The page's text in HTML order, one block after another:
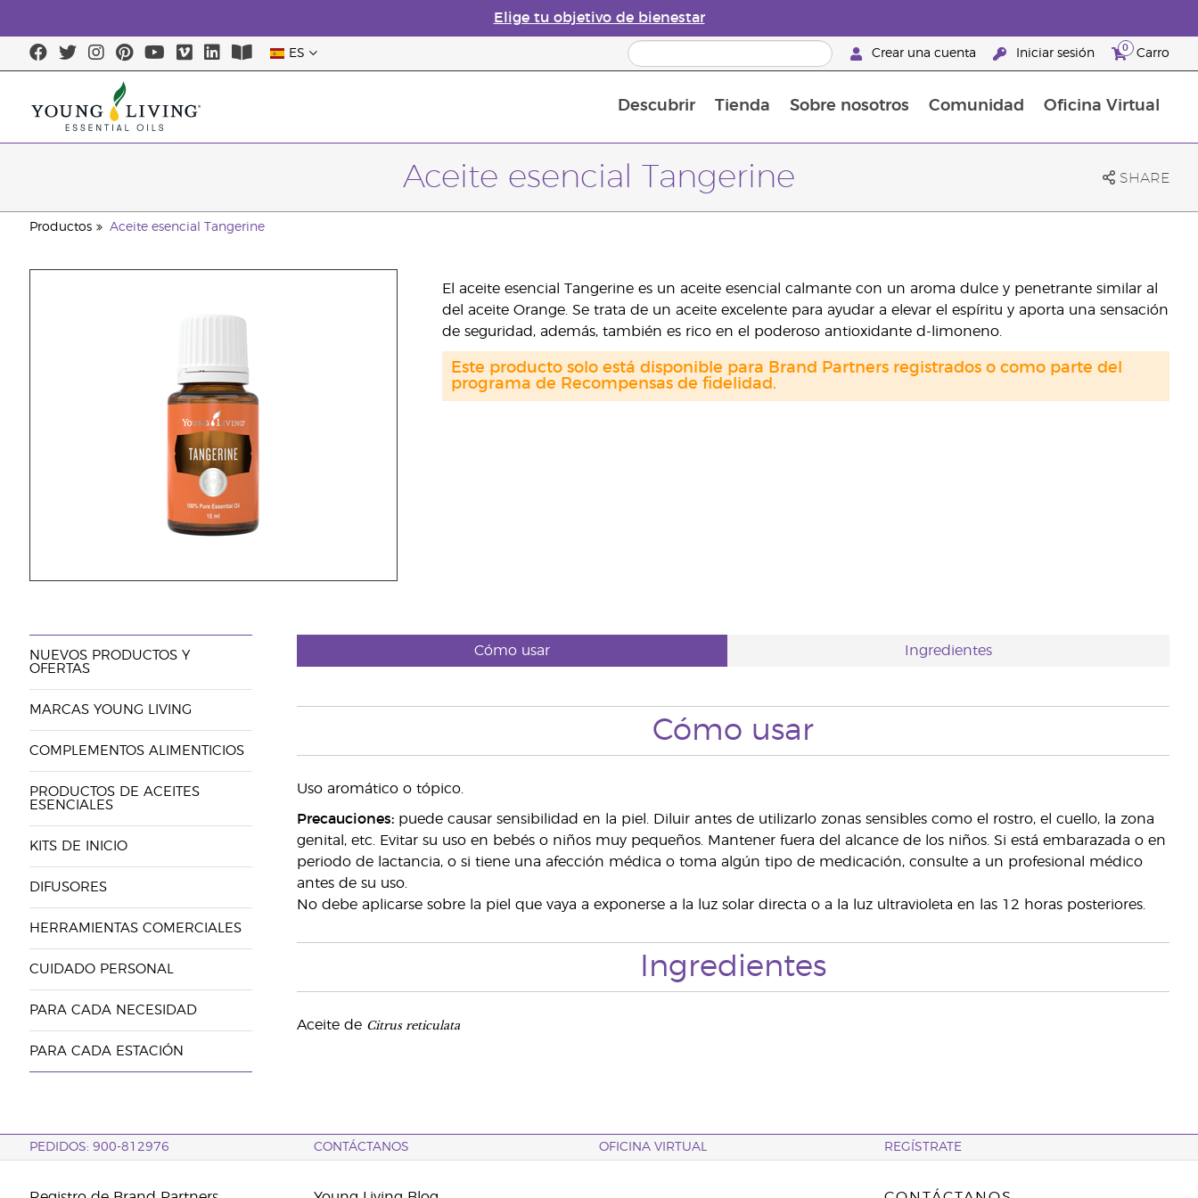
Elige tu objetivo de bienestar
ES Crear una cuenta Iniciar sesión 0 Carro
Descubrir Tienda Sobre nosotros Comunidad Oficina Virtual
Aceite esencial Tangerine SHARE
Productos Aceite esencial Tangerine
El aceite esencial Tangerine es un aceite esencial calmante con un aroma dulce y penetrante similar al
del aceite Orange. Se trata de un aceite excelente para ayudar a elevar el espíritu y aporta una sensación
de seguridad, además, también es rico en el poderoso antioxidante d-limoneno.
Este producto solo está disponible para Brand Partners registrados o como parte del
programa de Recompensas de fidelidad.
NUEVOS PRODUCTOS Y
OFERTAS
MARCAS YOUNG LIVING
COMPLEMENTOS ALIMENTICIOS
PRODUCTOS DE ACEITES
ESENCIALES
KITS DE INICIO
DIFUSORES
HERRAMIENTAS COMERCIALES
CUIDADO PERSONAL
PARA CADA NECESIDAD
PARA CADA ESTACIÓN
Cómo usar Ingredientes
Cómo usar
Uso aromático o tópico.
Precauciones:puede causar sensibilidad en la piel. Diluir antes de utilizarlo zonas sensibles como el rostro, el cuello, la zona
genital, etc. Evitar su uso en bebés o niños muy pequeños. Mantener fuera del alcance de los niños. Si está embarazada o en
periodo de lactancia, o si tiene una afección médica o toma algún tipo de medicación, consulte a un profesional médico
antes de su uso.
No debe aplicarse sobre la piel que vaya a exponerse a la luz solar directa o a la luz ultravioleta en las 12 horas posteriores.
Ingredientes
Aceite de Citrus reticulata
PEDIDOS: 900-812976 CONTÁCTANOS OFICINA VIRTUAL REGÍSTRATE